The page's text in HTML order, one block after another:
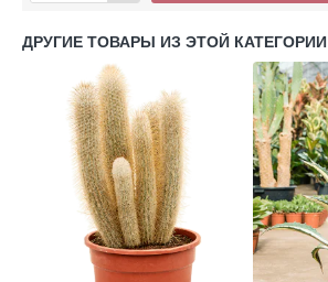
ДРУГИЕ ТОВАРЫ ИЗ ЭТОЙ КАТЕГОРИИ